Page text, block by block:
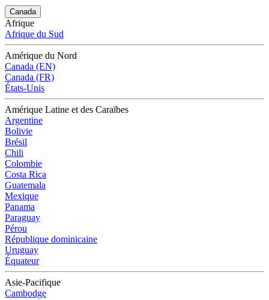
Canada
Afrique
Afrique du Sud
Amérique du Nord
Canada (EN)
Canada (FR)
États-Unis
Amérique Latine et des Caraïbes
Argentine
Bolivie
Brésil
Chili
Colombie
Costa Rica
Guatemala
Mexique
Panama
Paraguay
Pérou
République dominicaine
Uruguay
Équateur
Asie-Pacifique
Cambodge